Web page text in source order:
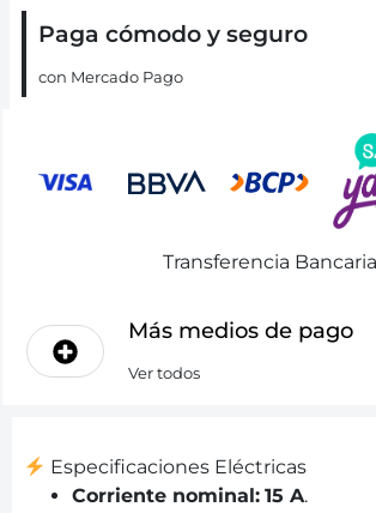
Paga cómodo y seguro
con Mercado Pago
Transferencia Bancaria
Más medios de pago
Ver todos
Especificaciones Eléctricas
Corriente nominal: 15 A.